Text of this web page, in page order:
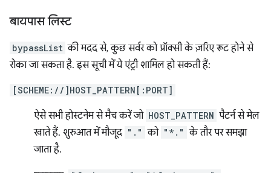
बायपास लिस्ट
bypassList की मदद से, कुछ सर्वर को प्रॉक्सी के ज़रिए रूट होने से
रोका जा सकता है. इस सूची में ये एंट्री शामिल हो सकती हैं:
[SCHEME://]HOST_PATTERN[:PORT]
ऐसे सभी होस्टनेम से मैच करें जो HOST_PATTERN पैटर्न से मेल
खाते हैं. शुरुआत में मौजूद "." को "*." के तौर पर समझा
जाता है.